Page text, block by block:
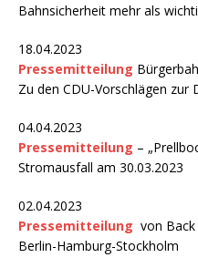
Bahnsicherheit mehr als
18.04.2023
Pressemitteilung
Zu den CDU-Vorschlägen zur
04.04.2023
Pressemitteilung –
Stromausfall am 30.03.2023
02.04.2023
Pressemitteilung von
Berlin-Hamburg-Stockholm